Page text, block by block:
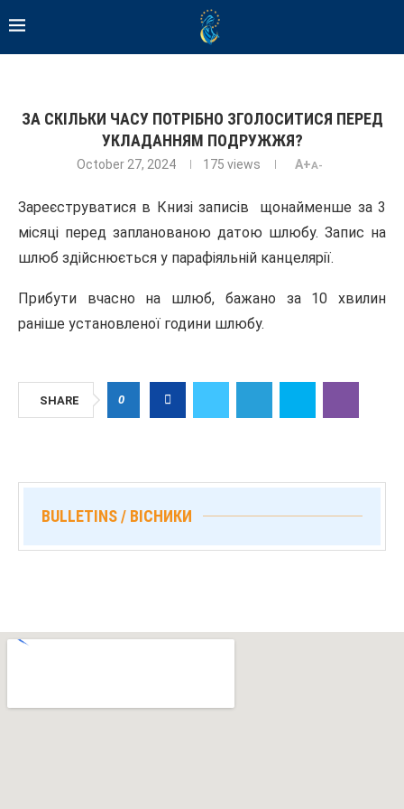
ЗА СКІЛЬКИ ЧАСУ ПОТРІБНО ЗГОЛОСИТИСЯ ПЕРЕД
УКЛАДАННЯМ ПОДРУЖЖЯ?
October 27, 2024 175 views A+A-
Зареєструватися в Книзі записів щонайменше за 3
місяці перед запланованою датою шлюбу. Запис на
шлюб здійснюється у парафіяльній канцелярії.
Прибути вчасно на шлюб, бажано за 10 хвилин
раніше установленої години шлюбу.
SHARE 0
BULLETINS / ВІСНИКИ